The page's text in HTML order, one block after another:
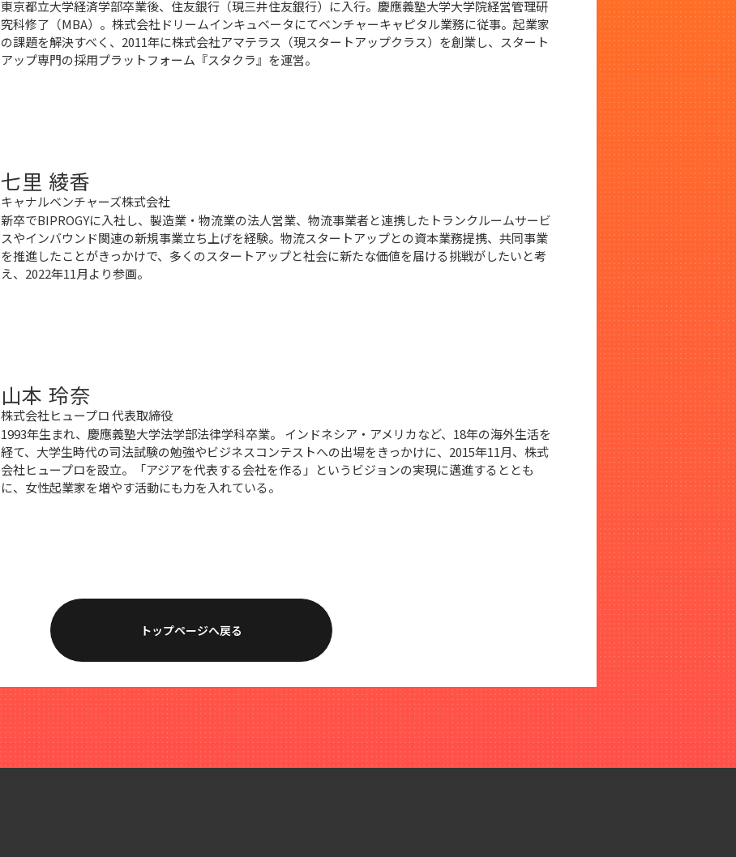
東京都立大学経済学部卒業後、住友銀行（現三井住友銀行）に入行。慶應義塾大学大学院経営管理研
究科修了（MBA）。株式会社ドリームインキュベータにてベンチャーキャピタル業務に従事。起業家
の課題を解決すべく、2011年に株式会社アマテラス（現スタートアップクラス）を創業し、スタート
アップ専門の採用プラットフォーム『スタクラ』を運営。
七里 綾香
キャナルベンチャーズ株式会社
新卒でBIPROGYに入社し、製造業・物流業の法人営業、物流事業者と連携したトランクルームサービ
スやインバウンド関連の新規事業立ち上げを経験。物流スタートアップとの資本業務提携、共同事業
を推進したことがきっかけで、多くのスタートアップと社会に新たな価値を届ける挑戦がしたいと考
え、2022年11月より参画。
山本 玲奈
株式会社ヒュープロ 代表取締役
1993年生まれ、慶應義塾大学法学部法律学科卒業。 インドネシア・アメリカなど、18年の海外生活を
経て、大学生時代の司法試験の勉強やビジネスコンテストへの出場をきっかけに、2015年11月、株式
会社ヒュープロを設立。「アジアを代表する会社を作る」というビジョンの実現に邁進するととも
に、女性起業家を増やす活動にも力を入れている。
トップページへ戻る